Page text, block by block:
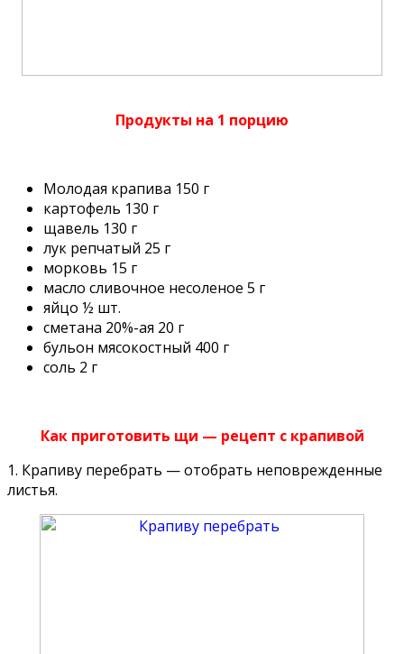
Продукты на 1 порцию
Молодая крапива 150 г
картофель 130 г
щавель 130 г
лук репчатый 25 г
морковь 15 г
масло сливочное несоленое 5 г
яйцо ½ шт.
сметана 20%-ая 20 г
бульон мясокостный 400 г
соль 2 г
Как приготовить щи — рецепт с крапивой
1. Крапиву перебрать — отобрать неповрежденные
листья.